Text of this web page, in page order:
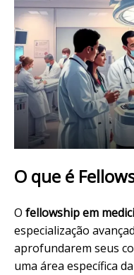
O que é
O fellowship em
especialização
aprofundarem seus
uma área específica